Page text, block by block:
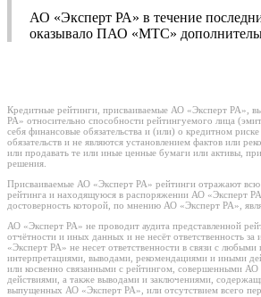
АО «Эксперт РА» в течение
оказывало ПАО «МТС»
Кредитные рейтинги, присваиваемые АО «Эксперт РА»,
РА» относительно способности рейтингуемого лица
себя финансовые обязательства и (или) о кредитном
обязательств и не являются установлением фактов или
или продавать те или иные ценные бумаги или активы,
решения.
Присваиваемые АО «Эксперт РА» рейтинги отражают
рейтинга и находящуюся в распоряжении АО «Эксперт
достоверность которой, по мнению АО «Эксперт РА»,
АО «Эксперт РА» не проводит аудита представленной
отчётности и иных данных и не несёт ответственность
«Эксперт РА» не несет ответственности в связи с любыми
интерпретациями, выводами, рекомендациями и иными
или косвенно связанными с рейтингом, совершенными
действиями, а также выводами и заключениями,
выпущенных АО «Эксперт РА», или отсутствием всего